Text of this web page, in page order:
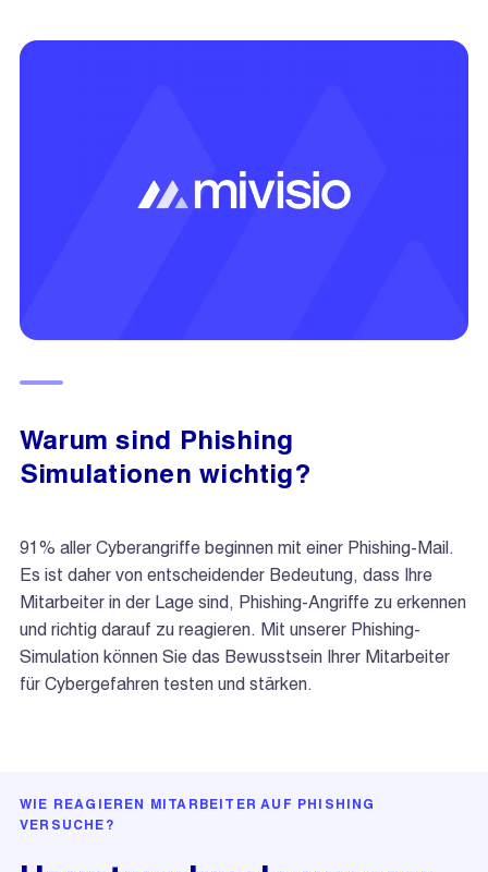
Warum sind Phishing
Simulationen wichtig?
91% aller Cyberangriffe beginnen mit einer Phishing-Mail.
Es ist daher von entscheidender Bedeutung, dass Ihre
Mitarbeiter in der Lage sind, Phishing-Angriffe zu erkennen
und richtig darauf zu reagieren. Mit unserer Phishing-
Simulation können Sie das Bewusstsein Ihrer Mitarbeiter
für Cybergefahren testen und stärken.
WIE REAGIEREN MITARBEITER AUF PHISHING
VERSUCHE?